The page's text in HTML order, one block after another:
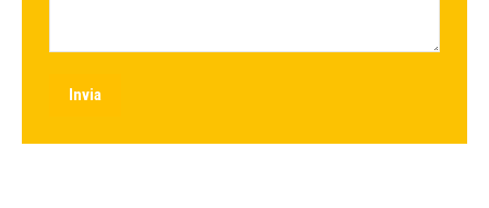
Invia